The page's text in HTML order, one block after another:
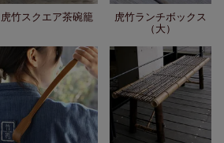
虎竹スクエア茶碗籠
虎竹ランチボックス
（大）